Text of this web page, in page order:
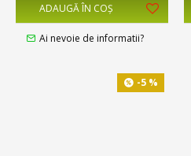
ADAUGĂ ÎN COŞ
Ai nevoie de informatii?
-5 %